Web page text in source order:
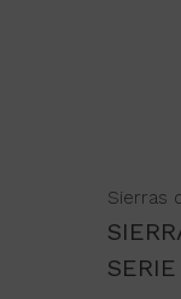
Sierras